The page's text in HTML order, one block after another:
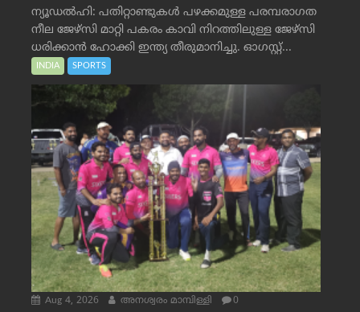
ന്യൂഡൽഹി: പതിറ്റാണ്ടുകൾ പഴക്കമുള്ള പരമ്പരാഗത
നീല ജേഴ്‌സി മാറ്റി പകരം കാവി നിറത്തിലുള്ള ജേഴ്‌സി
ധരിക്കാൻ ഹോക്കി ഇന്ത്യ തീരുമാനിച്ചു. ഓഗസ്റ്റ്...
INDIA SPORTS
Aug 4, 2026 അനശ്വരം മാമ്പിള്ളി 0